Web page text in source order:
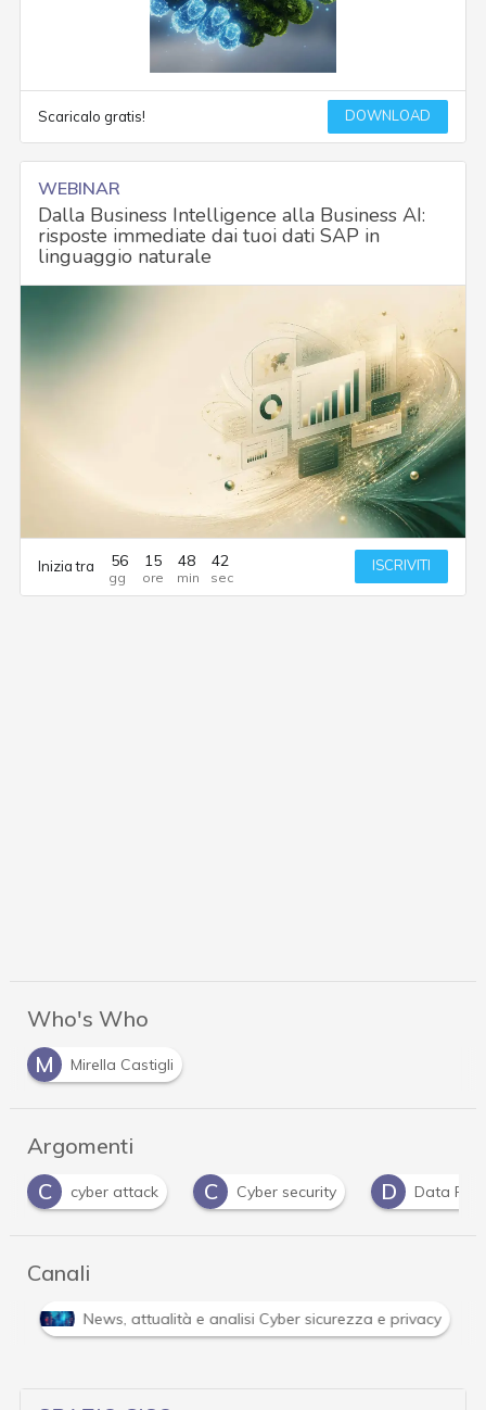
Scaricalo gratis! DOWNLOAD
WEBINAR
Dalla Business Intelligence alla Business AI:
risposte immediate dai tuoi dati SAP in
linguaggio naturale
Inizia tra 56 15 48 41 ISCRIVITI
Who's Who
M
Mirella Castigli
Argomenti
C
cyber attack C Cyber security D Data
Canali
News, attualità e analisi Cyber sicurezza e privacy